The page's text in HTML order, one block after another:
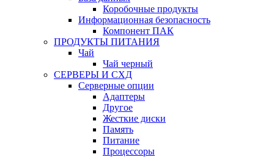
Коробочные продукты
Информационная безопасность
Компонент ПАК
ПРОДУКТЫ ПИТАНИЯ
Чай
Чай черный
СЕРВЕРЫ И СХД
Серверные опции
Адаптеры
Другое
Жесткие диски
Память
Питание
Процессоры